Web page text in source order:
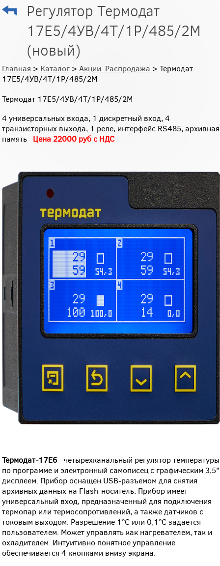
Регулятор Термодат
17Е5/4УВ/4Т/1Р/485/2М
(новый)
Главная > Каталог > Акции. Распродажа > Термодат
17Е5/4УВ/4Т/1Р/485/2М
Термодат 17Е5/4УВ/4Т/1Р/485/2М
4 универсальных входа, 1 дискретный вход, 4
транзисторных выхода, 1 реле, интерфейс RS485, архивная
память Цена 22000 руб с НДС
Термодат-17Е6- четырехканальный регулятор температуры
по программе и электронный самописец с графическим 3,5"
дисплеем. Прибор оснащен USB-разъемом для снятия
архивных данных на Flash-носитель. Прибор имеет
универсальный вход, предназначенный для подключения
термопар или термосопротивлений, а также датчиков с
токовым выходом. Разрешение 1°С или 0,1°С задается
пользователем. Может управлять как нагревателем, так и
охладителем. Интуитивно понятное управление
обеспечивается 4 кнопками внизу экрана.